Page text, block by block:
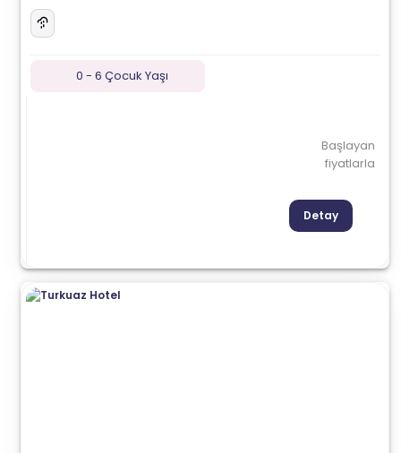
0 - 6 Çocuk Yaşı
Başlayan
fiyatlarla
Detay